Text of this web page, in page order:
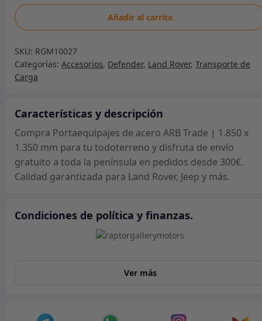
Portaequipajes
de
ARB
Trade
|
x
1.350
mm
cantidad
Añadir al carrito
SKU: RGM10027
Categorías: Accesorios, Defender, Land Rover, Transporte de
Carga
Características y descripción
Compra Portaequipajes de acero ARB Trade | 1.850 x
1.350 mm para tu todoterreno y disfruta de envío
gratuito a toda la península en pedidos desde 300€.
Calidad garantizada para Land Rover, Jeep y más.
Condiciones de política y finanzas.
Ver más